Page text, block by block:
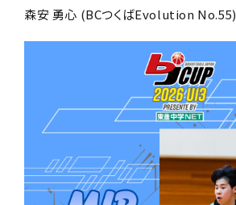
森安 勇心 (BCつくばEvolution No.55)